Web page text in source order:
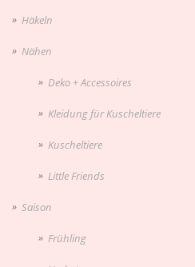
Häkeln
Nähen
Deko + Accessoires
Kleidung für Kuscheltiere
Kuscheltiere
Little Friends
Saison
Frühling